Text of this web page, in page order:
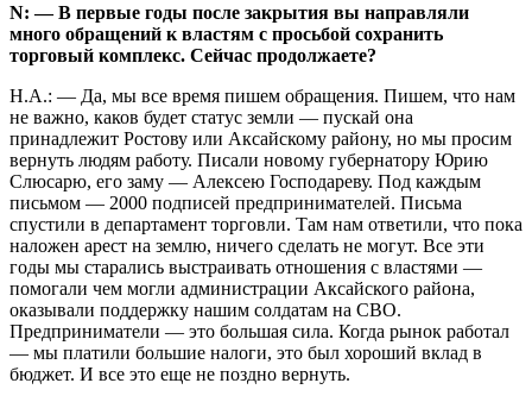
N: — В первые годы после закрытия вы направляли
много обращений к властям с просьбой сохранить
торговый комплекс. Сейчас продолжаете?
Н.А.: — Да, мы все время пишем обращения. Пишем, что нам
не важно, каков будет статус земли — пускай она
принадлежит Ростову или Аксайскому району, но мы просим
вернуть людям работу. Писали новому губернатору Юрию
Слюсарю, его заму — Алексею Господареву. Под каждым
письмом — 2000 подписей предпринимателей. Письма
спустили в департамент торговли. Там нам ответили, что пока
наложен арест на землю, ничего сделать не могут. Все эти
годы мы старались выстраивать отношения с властями —
помогали чем могли администрации Аксайского района,
оказывали поддержку нашим солдатам на СВО.
Предприниматели — это большая сила. Когда рынок работал
— мы платили большие налоги, это был хороший вклад в
бюджет. И все это еще не поздно вернуть.